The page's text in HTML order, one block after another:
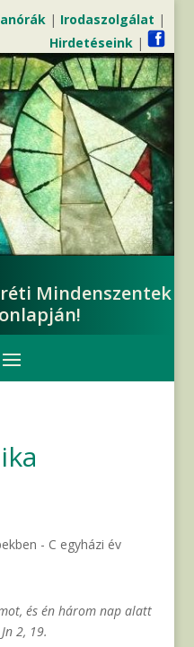
| Irodaszolgálat |
Hirdetéseink|
Mindenszentek
- C egyházi év
és én három nap alatt
2, 19.